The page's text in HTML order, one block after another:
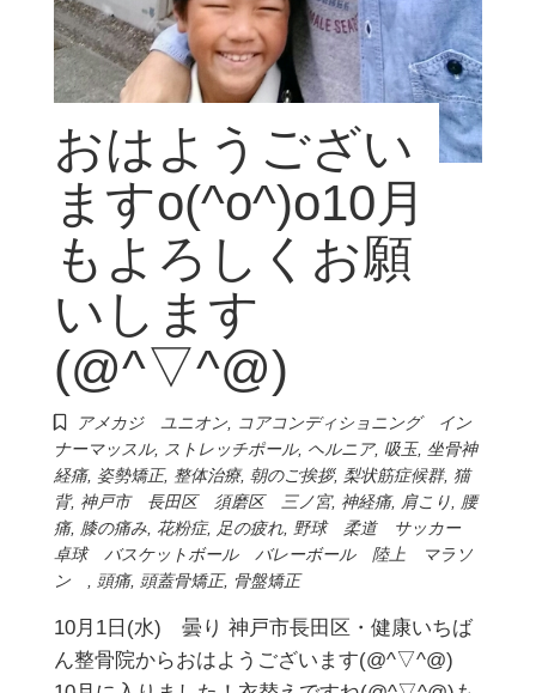
おはようござい
ますo(^o^)o10月
もよろしくお願
いします
(@^▽^@)
アメカジ ユニオン,
コアコンディショニング イン
ナーマッスル, ストレッチポール, ヘルニア, 吸玉, 坐骨神
経痛, 姿勢矯正, 整体治療, 朝のご挨拶, 梨状筋症候群, 猫
背, 神戸市 長田区 須磨区 三ノ宮, 神経痛, 肩こり
腰
痛, 膝の痛み, 花粉症, 足の疲れ,
野球 柔道 サッカー
卓球 バスケットボール バレーボール 陸上 マラソ
ン
頭痛, 頭蓋骨矯正, 骨盤矯正
10月1日(水) 曇り 神戸市長田区・健康いちば
ん整骨院からおはようございます(@^▽^@)